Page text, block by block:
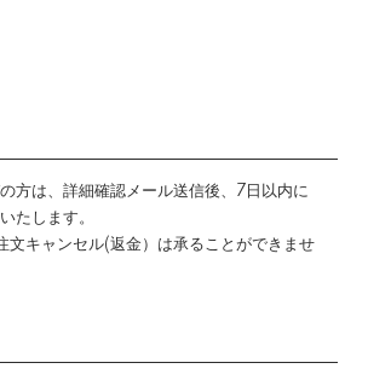
方は、詳細確認メール送信後、7日以内に
たします。
文キャンセル(返金）は承ることができませ